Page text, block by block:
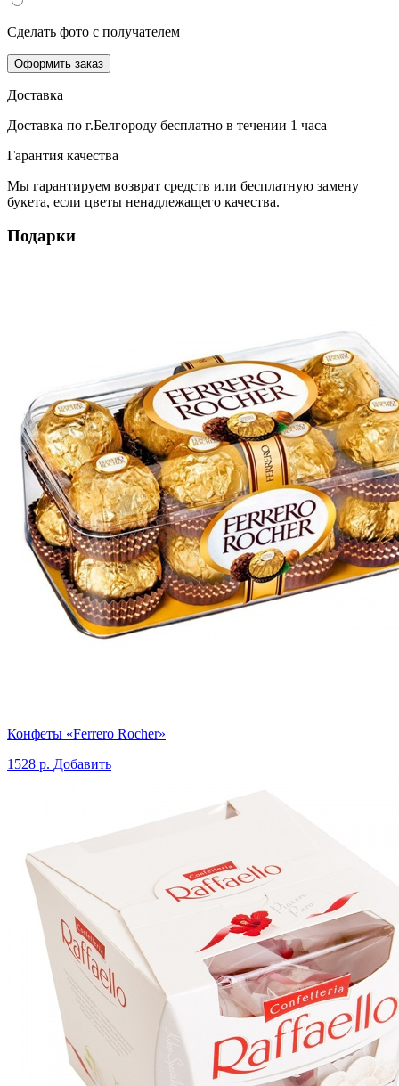
Сделать фото с получателем
Оформить заказ
Доставка
Доставка по г.Белгороду бесплатно в течении 1 часа
Гарантия качества
Мы гарантируем возврат средств или бесплатную замену
букета, если цветы ненадлежащего качества.
Подарки
Конфеты «Ferrero Rocher»
1528 р. Добавить